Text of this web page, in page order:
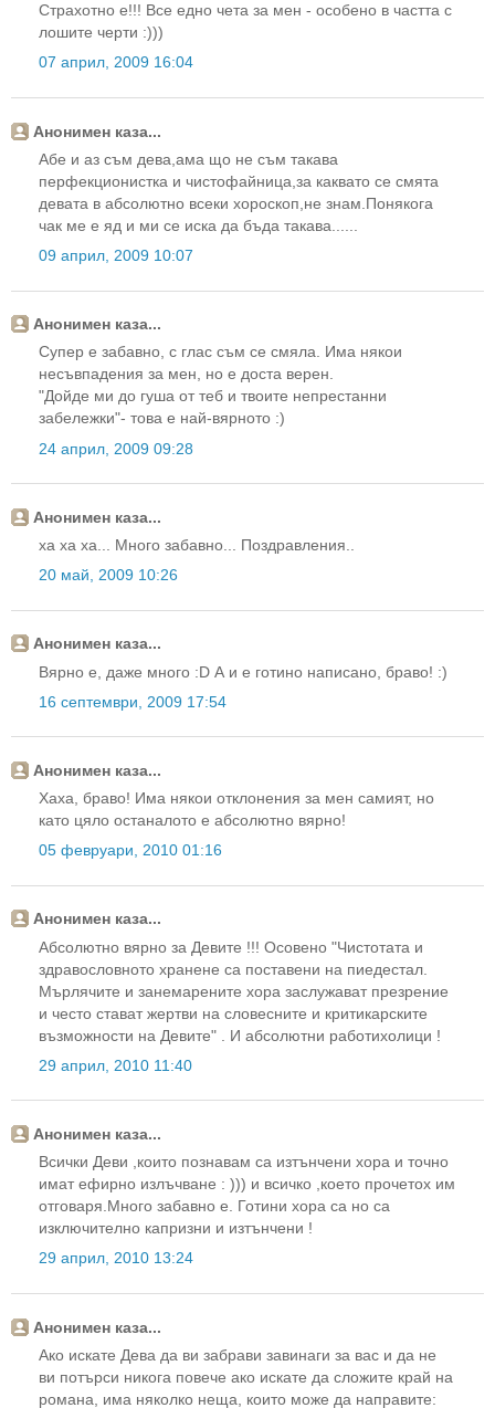
Страхотно е!!! Все едно чета за мен - особено в частта с
лошите черти :)))
07 април, 2009 16:04
Анонимен каза...
Абе и аз съм дева,ама що не съм такава
перфекционистка и чистофайница,за каквато се смята
девата в абсолютно всеки хороскоп,не знам.Понякога
чак ме е яд и ми се иска да бъда такава......
09 април, 2009 10:07
Анонимен каза...
Супер е забавно, с глас съм се смяла. Има някои
несъвпадения за мен, но е доста верен.
"Дойде ми до гуша от теб и твоите непрестанни
забележки"- това е най-вярното :)
24 април, 2009 09:28
Анонимен каза...
ха ха ха... Много забавно... Поздравления..
20 май, 2009 10:26
Анонимен каза...
Вярно е, даже много :D А и е готино написано, браво! :)
16 септември, 2009 17:54
Анонимен каза...
Хаха, браво! Има някои отклонения за мен самият, но
като цяло останалото е абсолютно вярно!
05 февруари, 2010 01:16
Анонимен каза...
Абсолютно вярно за Девите !!! Осовено "Чистотата и
здравословното хранене са поставени на пиедестал.
Мърлячите и занемарените хора заслужават презрение
и често стават жертви на словесните и критикарските
възможности на Девите" . И абсолютни работихолици !
29 април, 2010 11:40
Анонимен каза...
Всички Деви ,които познавам са изтънчени хора и точно
имат ефирно излъчване : ))) и всичко ,което прочетох им
отговаря.Много забавно е. Готини хора са но са
изключително капризни и изтънчени !
29 април, 2010 13:24
Анонимен каза...
Ако искате Дева да ви забрави завинаги за вас и да не
ви потърси никога повече ако искате да сложите край на
романа, има няколко неща, които може да направите: